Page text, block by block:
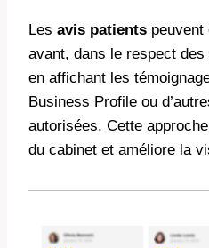
Les avis patients peuvent
avant, dans le respect
en affichant les
Business Profile ou
autorisées. Cette
du cabinet et améliore la